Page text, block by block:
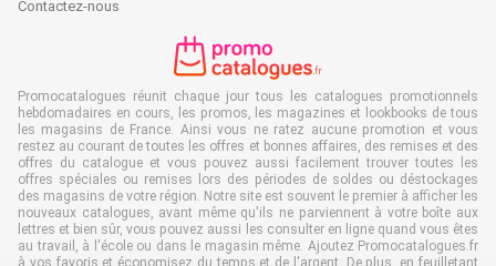
Contactez-nous
Promocatalogues réunit chaque jour tous les catalogues promotionnels
hebdomadaires en cours, les promos, les magazines et lookbooks de tous
les magasins de France. Ainsi vous ne ratez aucune promotion et vous
restez au courant de toutes les offres et bonnes affaires, des remises et des
offres du catalogue et vous pouvez aussi facilement trouver toutes les
offres spéciales ou remises lors des périodes de soldes ou déstockages
des magasins de votre région. Notre site est souvent le premier à afficher les
nouveaux catalogues, avant même qu'ils ne parviennent à votre boîte aux
lettres et bien sûr, vous pouvez aussi les consulter en ligne quand vous êtes
au travail, à l'école ou dans le magasin même. Ajoutez Promocatalogues.fr
à vos favoris et économisez du temps et de l'argent. De plus, en feuilletant